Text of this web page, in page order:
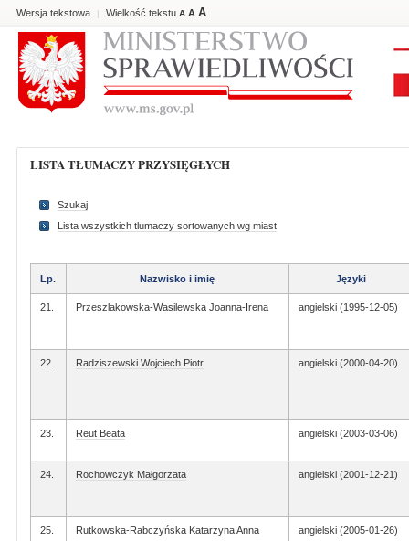
Wersja tekstowa | Wielkość tekstu A A A
LISTA TŁUMACZY PRZYSIĘGŁYCH
Szukaj
Lista wszystkich tlumaczy sortowanych wg miast
Lp. Nazwisko i imię Języki
21. Przeszlakowska-Wasilewska Joanna-Irena angielski (1995-12-05)
22. Radziszewski Wojciech Piotr angielski (2000-04-20)
23. Reut Beata angielski (2003-03-06)
24. Rochowczyk Małgorzata angielski (2001-12-21)
25. Rutkowska-Rabczyńska Katarzyna Anna angielski (2005-01-26)